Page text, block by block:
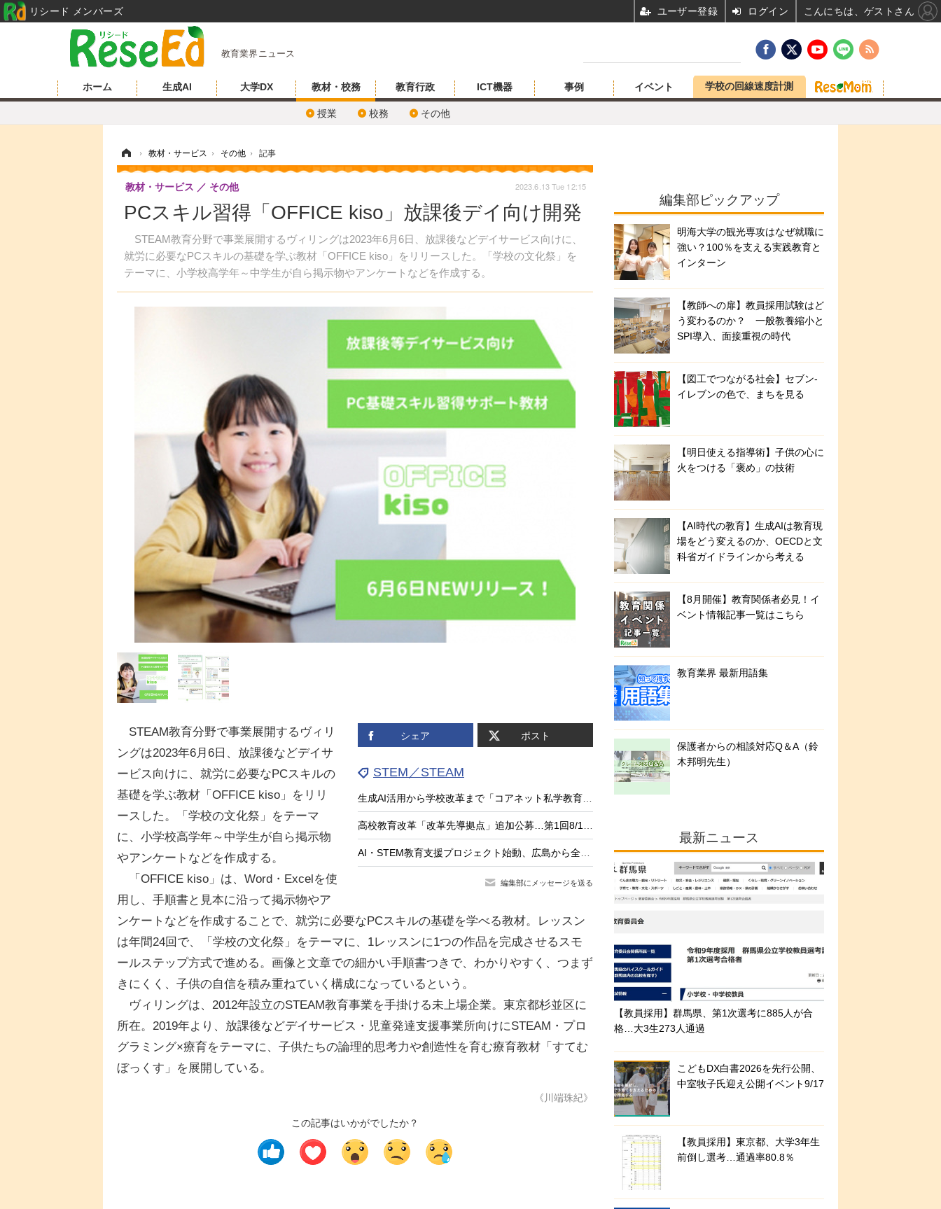
教育業界ニュース
ホーム 生成AI 大学DX 教材・校務
授業 校務 その他
教育行政 ICT機器 事例 イベント 学校の回線速度計測
› 教材・サービス › その他 › 記事
PCスキル習得「OFFICE kiso」放課後デイ向け開発
STEAM教育分野で事業展開するヴィリングは2023年6月6日、放課後などデイサービス向けに、
就労に必要なPCスキルの基礎を学ぶ教材「OFFICE kiso」をリリースした。「学校の文化祭」を
テーマに、小学校高学年～中学生が自ら掲示物やアンケートなどを作成する。
教材・サービス その他 2023.6.13 Tue 12:15
シェア ポスト
STEM／STEAM
生成AI活用から学校改革まで「コアネット私学教育フォーラム」8/18
高校教育改革「改革先導拠点」追加公募…第1回8/10締切
AI・STEM教育支援プロジェクト始動、広島から全国へ…みんなのコード
編集部にメッセージを送る
STEAM教育分野で事業展開するヴィリ
ングは2023年6月6日、放課後などデイサ
ービス向けに、就労に必要なPCスキルの
基礎を学ぶ教材「OFFICE kiso」をリリ
ースした。「学校の文化祭」をテーマ
に、小学校高学年～中学生が自ら掲示物
やアンケートなどを作成する。
「OFFICE kiso」は、Word・Excelを使
用し、手順書と見本に沿って掲示物やア
ンケートなどを作成することで、就労に必要なPCスキルの基礎を学べる教材。レッスン
は年間24回で、「学校の文化祭」をテーマに、1レッスンに1つの作品を完成させるスモ
ールステップ方式で進める。画像と文章での細かい手順書つきで、わかりやすく、つまず
きにくく、子供の自信を積み重ねていく構成になっているという。
ヴィリングは、2012年設立のSTEAM教育事業を手掛ける未上場企業。東京都杉並区に
所在。2019年より、放課後などデイサービス・児童発達支援事業所向けにSTEAM・プロ
グラミング×療育をテーマに、子供たちの論理的思考力や創造性を育む療育教材「すてむ
ぼっくす」を展開している。
《川端珠紀》
この記事はいかがでしたか？
編集部ピックアップ
明海大学の観光専攻はなぜ就職に
強い？100％を支える実践教育と
インターン
【教師への扉】教員採用試験はど
う変わるのか？ 一般教養縮小と
SPI導入、面接重視の時代
【図工でつながる社会】セブン‐
イレブンの色で、まちを見る
【明日使える指導術】子供の心に
火をつける「褒め」の技術
【AI時代の教育】生成AIは教育現
場をどう変えるのか、OECDと文
科省ガイドラインから考える
【8月開催】教育関係者必見！イ
ベント情報記事一覧はこちら
教育業界 最新用語集
保護者からの相談対応Q＆A（鈴
木邦明先生）
最新ニュース
【教員採用】群馬県、第1次選考に885人が合
格…大3生273人通過
こどもDX白書2026を先行公開、
中室牧子氏迎え公開イベント9/17
【教員採用】東京都、大学3年生
前倒し選考…通過率80.8％
リシード メンバーズ ユーザー登録 ログイン こんにちは、ゲストさん